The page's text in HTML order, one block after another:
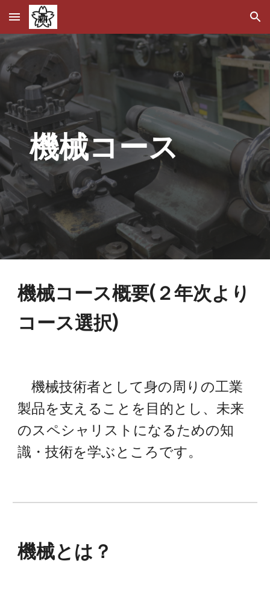
Skip to main content Skip to navigation
機械コース
機械コース概要(２年次より
コース選択)
機械技術者として身の周りの工業
製品を支えることを目的とし、未来
のスペシャリストになるための知
識・技術を学ぶところです。
機械とは？